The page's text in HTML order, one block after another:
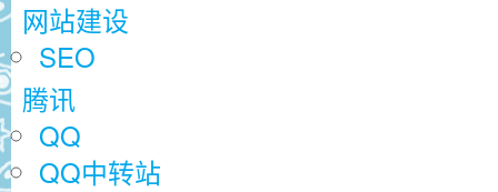
网站建设
SEO
腾讯
QQ
QQ中转站